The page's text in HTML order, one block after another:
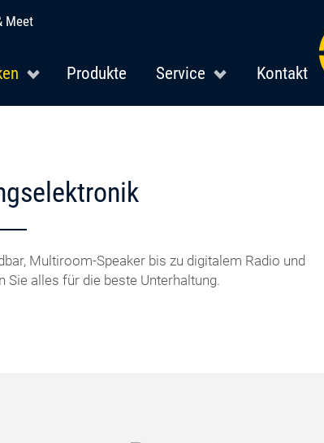
Meet
Produkte Service Kontakt
Multiroom-Speaker bis zu digitalem Radio und
Sie alles für die beste Unterhaltung.